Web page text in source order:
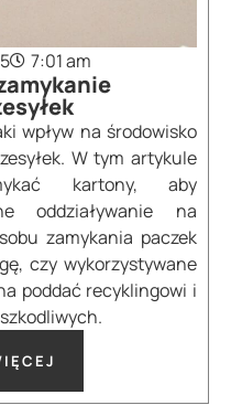
7:01 am
wpływ na środowisko
W tym artykule
kartony, aby
oddziaływanie na
zamykania paczek
czy wykorzystywane
poddać recyklingowi i